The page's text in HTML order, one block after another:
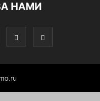
НАМИ